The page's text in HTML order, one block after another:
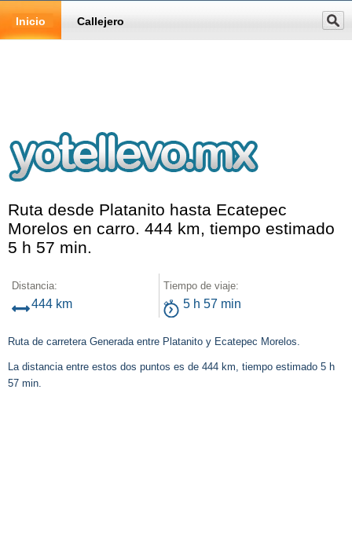
Inicio Callejero
Ruta desde Platanito hasta Ecatepec
Morelos en carro. 444 km, tiempo estimado
5 h 57 min.
Distancia:
444 km
Tiempo de viaje:
5 h 57 min
Ruta de carretera Generada entre Platanito y Ecatepec Morelos.
La distancia entre estos dos puntos es de 444 km, tiempo estimado 5 h
57 min.